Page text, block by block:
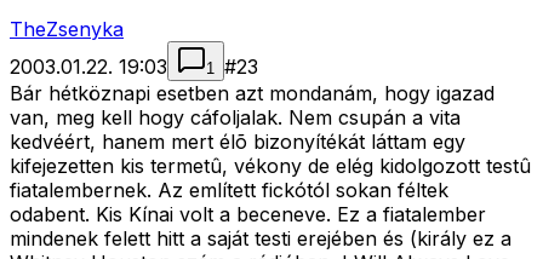
TheZsenyka
2003.01.22. 19:03
1 #23
Bár hétköznapi esetben azt mondanám, hogy igazad
van, meg kell hogy cáfoljalak. Nem csupán a vita
kedvéért, hanem mert élõ bizonyítékát láttam egy
kifejezetten kis termetû, vékony de elég kidolgozott testû
fiatalembernek. Az említett fickótól sokan féltek
odabent. Kis Kínai volt a beceneve. Ez a fiatalember
mindenek felett hitt a saját testi erejében és (király ez a